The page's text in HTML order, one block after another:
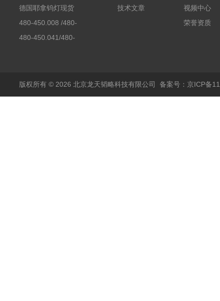
素分析仪反应罐
德国耶拿钨灯现货
480-450.008 /480-
450.008C耶拿镉Cd空
480-450.041/480-
包邮
技术文章
视频中心
荣誉资质
版权所有 © 2026 北京龙天韬略科技有限公司 备案号：京ICP备